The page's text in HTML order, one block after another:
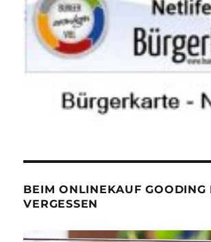
BEIM ONLINEKAUF GOODING
VERGESSEN